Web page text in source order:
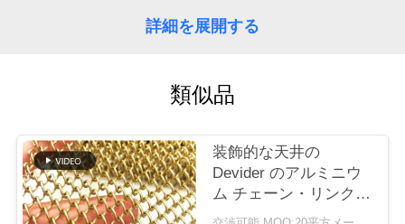
て
工
詳細を展開する
類似品
装飾的な天井の
Devider のアルミニウ
ム チェーン・リンクの
カーテン 4mm 5mm